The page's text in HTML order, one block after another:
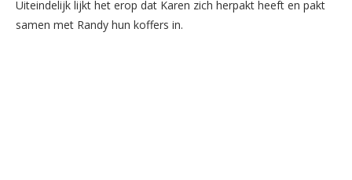
Uiteindelijk lijkt het erop dat Karen zich herpakt heeft en pakt
samen met Randy hun koffers in.